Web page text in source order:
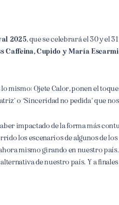
2025, que se celebrará el 30 y el
Caffeina, Cupido y María
lo mismo: Ojete Calor, ponen el
o ‘Sinceridad no pedida’ que
impactado de la forma más
los escenarios de algunos de
mismo girando en nuestro país.
de nuestro país. Y a